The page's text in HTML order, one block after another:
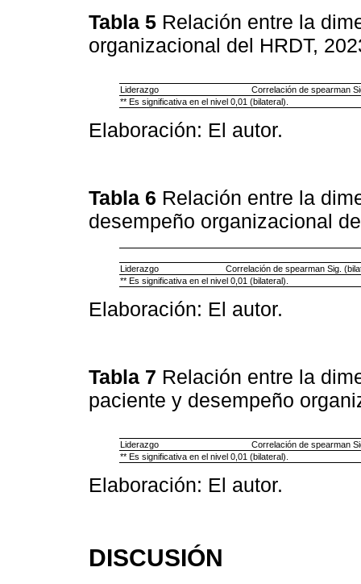
Tabla 5 Relación entre la
organizacional del HRDT,
Liderazgo
Correlación de spearman
** Es significativa en el nivel 0,01 (bilateral).
Elaboración: El autor.
Tabla 6 Relación entre la
desempeño organizacional
Liderazgo
Correlación de spearman Sig.
** Es significativa en el nivel 0,01 (bilateral).
Elaboración: El autor.
Tabla 7 Relación entre la
paciente y desempeño
Liderazgo
Correlación de spearman
** Es significativa en el nivel 0,01 (bilateral).
Elaboración: El autor.
DISCUSIÓN